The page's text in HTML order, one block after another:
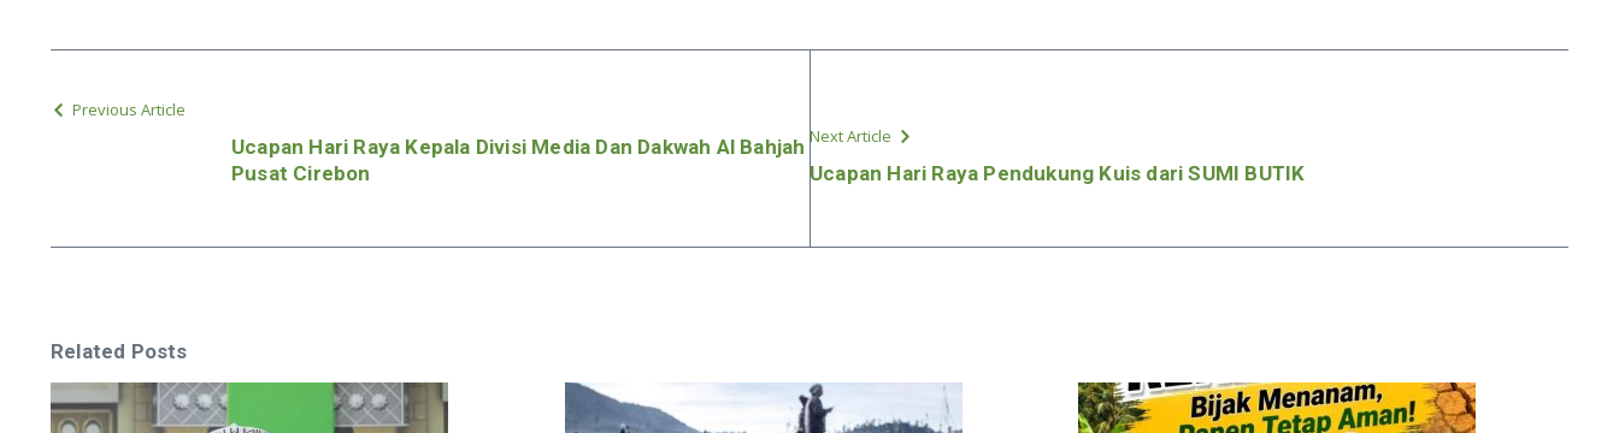
Previous Article
Ucapan Hari Raya Kepala Divisi Media Dan Dakwah Al Bahjah
Pusat Cirebon
Next Article
Ucapan Hari Raya Pendukung Kuis dari SUMI BUTIK
Related Posts